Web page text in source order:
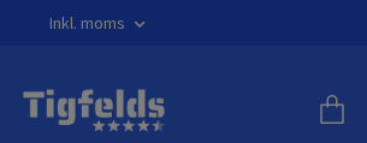
Inkl. moms